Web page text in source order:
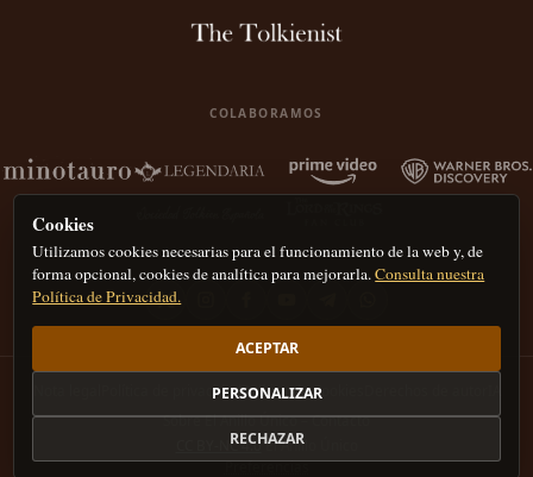
COLABORAMOS
Política de privacidadPolítica de Cookies
Sobre El Anillo Único – Contacto
Preferencias
CC BY-NC 4.0El Anillo Único
Cookies
Utilizamos cookies necesarias para el funcionamiento de la web y, de
forma opcional, cookies de analítica para mejorarla.Consulta nuestra
Política de Privacidad.
ACEPTAR
PERSONALIZAR
RECHAZAR